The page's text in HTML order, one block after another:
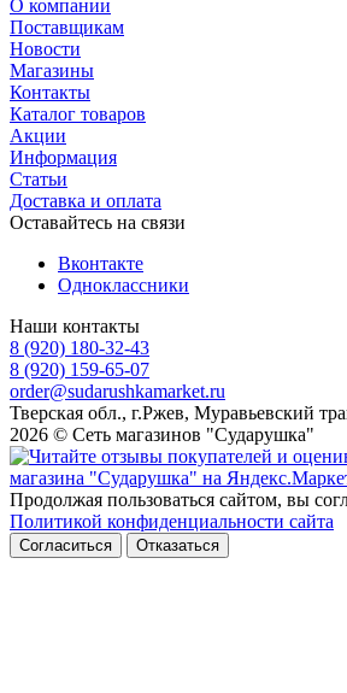
О компании
Поставщикам
Новости
Магазины
Контакты
Каталог товаров
Акции
Информация
Статьи
Доставка и оплата
Оставайтесь на связи
Вконтакте
Одноклассники
Наши контакты
8 (920) 180-32-43
8 (920) 159-65-07
order@sudarushkamarket.ru
Тверская обл., г.Ржев, Муравьевский
2026 © Сеть магазинов "Сударушка"
Продолжая пользоваться сайтом, вы
Политикой конфиденциальности сайта
Согласиться Отказаться